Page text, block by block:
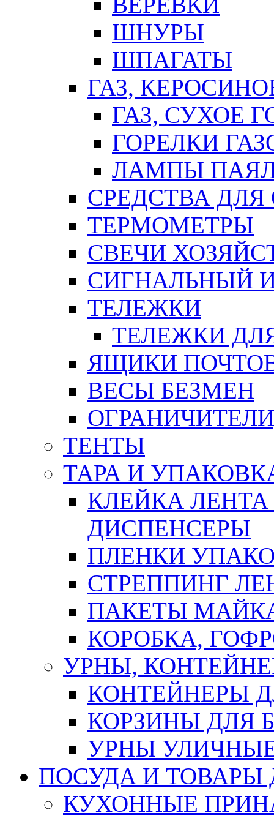
ШНУРЫ
ШПАГАТЫ
ГАЗ,
ГАЗ, СУХОЕ
ГОРЕЛКИ
ЛАМПЫ
СРЕДСТВА
ТЕРМОМЕТРЫ
СВЕЧИ
СИГНАЛЬНЫЙ
ТЕЛЕЖКИ
ТЕЛЕЖКИ
ЯЩИКИ
ВЕСЫ БЕЗМЕН
ТЕНТЫ
ТАРА И
КЛЕЙКА
ДИСПЕНСЕРЫ
ПЛЕНКИ
СТРЕППИНГ
ПАКЕТЫ
КОРОБКА,
УРНЫ,
КОНТЕЙНЕРЫ
КОРЗИНЫ ДЛЯ
УРНЫ
ПОСУДА И ТОВАРЫ
КУХОННЫЕ